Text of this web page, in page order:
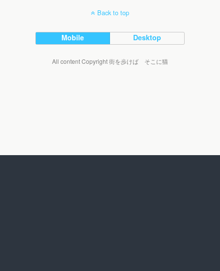
Back to top
Mobile Desktop
All content Copyright 街を歩けば そこに猫